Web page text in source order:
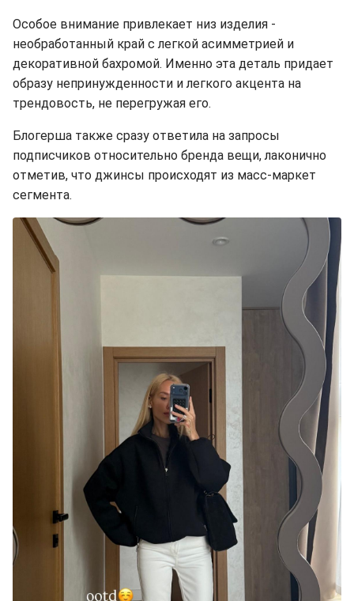
Особое внимание привлекает низ изделия -
необработанный край с легкой асимметрией и
декоративной бахромой. Именно эта деталь придает
образу непринужденности и легкого акцента на
трендовость, не перегружая его.
Блогерша также сразу ответила на запросы
подписчиков относительно бренда вещи, лаконично
отметив, что джинсы происходят из масс-маркет
сегмента.